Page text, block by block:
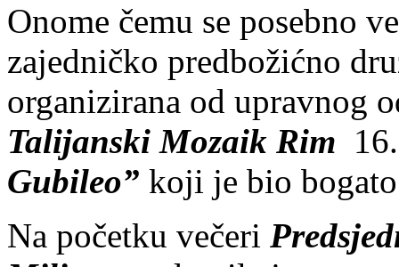
Onome čemu se posebno
zajedničko predbožićno
organizirana od upravnog
Talijanski Mozaik Rim
Gubileo” koji je bio
Na početku večeri